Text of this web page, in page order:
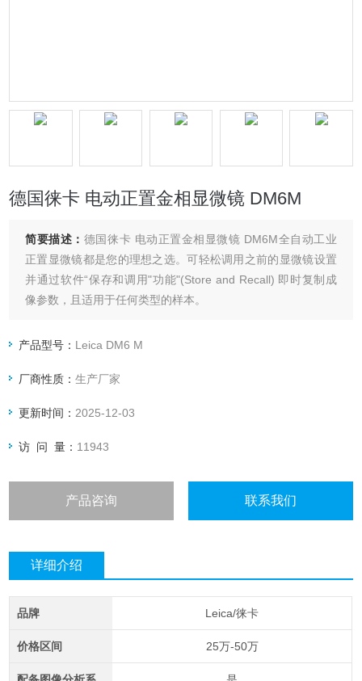
德国徕卡 电动正置金相显微镜 DM6M
简要描述： 德国徕卡 电动正置金相显微镜 DM6M全自动工业
正置显微镜都是您的理想之选。可轻松调用之前的显微镜设置
并通过软件“保存和调用"功能"(Store and Recall) 即时复制成
像参数，且适用于任何类型的样本。
产品型号： Leica DM6 M
厂商性质：生产厂家
更新时间： 2025-12-03
访 问 量： 11943
产品咨询 联系我们
详细介绍
品牌 Leica/徕卡
价格区间 25万-50万